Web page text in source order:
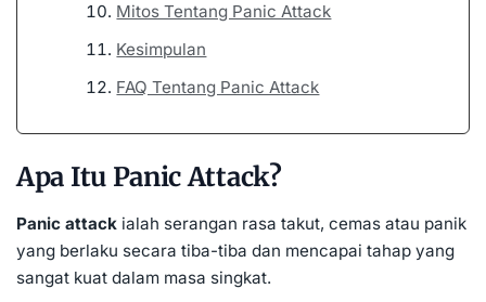
Mitos Tentang Panic Attack
Kesimpulan
FAQ Tentang Panic Attack
Apa Itu Panic Attack?
Panic attack ialah serangan rasa takut, cemas atau panik
yang berlaku secara tiba-tiba dan mencapai tahap yang
sangat kuat dalam masa singkat.